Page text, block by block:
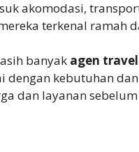
akomodasi,
terkenal ramah
banyak agen
dengan kebutuhan
dan layanan